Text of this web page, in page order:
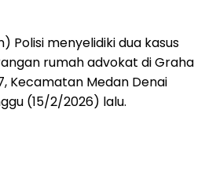
Polisi menyelidiki dua kasus
rumah advokat di Graha
Kecamatan Medan Denai
(15/2/2026) lalu.